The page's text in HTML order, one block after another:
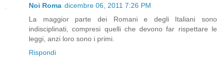
Noi Roma dicembre 06, 2011 7:26 PM
La maggior parte dei Romani e degli Italiani sono
indisciplinati, compresi quelli che devono far rispettare le
leggi, anzi loro sono i primi.
Rispondi